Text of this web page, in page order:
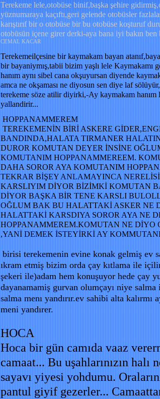
Terekeme lele,otobüse binif,başka şehire
yüznumaraya kaçıftı,geri gelende otobüsler
karıştırıf bir o otobüse bir bu otobüse koşturuf
otobüsün içene girer derki-aya bana iyi bakın ben
CEMAL KACAR
Terekemeilçesine bir kaymakam bayan
bir bayaniymış,tabii bizim yaşlı lele Kaymakamı
hanım aynı sibel cana okşuyursan diyende
amca ne okşaması ne diyosun sen diye laf
terekeme söze atilir diyirki,-Ay kaymakam
yallandirir...
HOPPANAMMEREM
TEREKEMENİN BİRİ ASKERE
BANDINDA,HALATA TIRMANER
DUROR KOMUTAN DEYER İNSİNE
KOMUTANIM HOPPANAMMEREEM.
DAHA SOROR AYA KOMUTANIM
TEKRAR BİŞEY ANLAMAYINCA
KARSLIYIM DİYOR BİZİMKİ KOMUTAN
DİYOR BAŞKA BİR TENE KARSLI
OĞLUM BAK BU HALATTAKİ ASKER NE
HALATTAKİ KARSDIYA SOROR AYA NE
HOPPANAMMEREM.KOMUTAN NE DİYO
,YANİ DEMEK İSTEYİRKİ AY
birisi terekemenin evine konak gelmiş ev
ıkram etmiş bizim orda çay kıtlama ile
şekeri ile)adam hem konuşuyor hede çay
dayanamamiş gurvan olumçayı niye salma
salma menı yandırır.ev sahibi alta kalırmı
meni yandırer.
HOCA
Hoca bir gün camıda vaaz
camaat... Bu uşahlarınızın halı
sayavı yiyesi yohdumu.
pantul giyif gezerler...